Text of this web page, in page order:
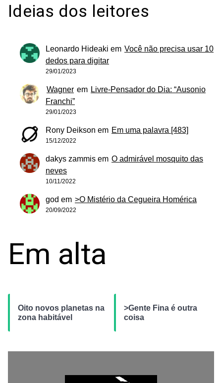
Ideias dos leitores
Leonardo Hideaki em Você não precisa usar 10
dedos para digitar
29/01/2023
Wagner em Livre-Pensador do Dia: “Ausonio
Franchi”
29/01/2023
Rony Deikson em Em uma palavra [483]
15/12/2022
dakys zammis em O admirável mosquito das
neves
10/11/2022
god em >O Mistério da Cegueira Homérica
20/09/2022
Em alta
Oito novos planetas na
zona habitável
>Gente Fina é outra
coisa